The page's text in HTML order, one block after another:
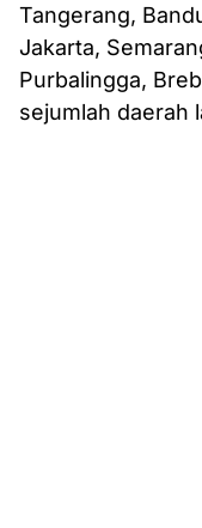
Tangerang,
Jakarta,
Purbalingga,
sejumlah daerah